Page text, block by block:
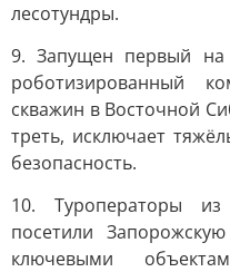
лесотундры.
9. Запущен первый на
роботизированный
скважин в Восточной
треть, исключает
безопасность.
10. Туроператоры
посетили
ключевыми